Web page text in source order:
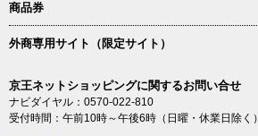
商品券
外商専用サイト（限定サイト）
京王ネットショッピングに関するお問い合せ
ナビダイヤル：0570-022-810
受付時間：午前10時～午後6時（日曜・休業日除く）